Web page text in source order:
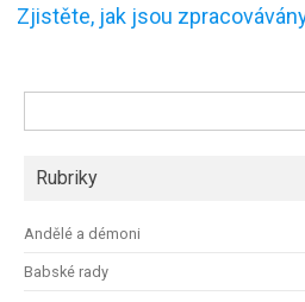
Zjistěte, jak jsou
Rubriky
Andělé a démoni
Babské rady